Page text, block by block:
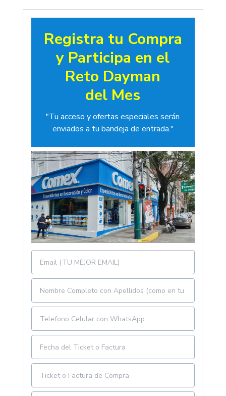
Registra tu Compra
y Participa en el
Reto Dayman
del Mes
"Tu acceso y ofertas especiales serán
enviados a tu bandeja de entrada."